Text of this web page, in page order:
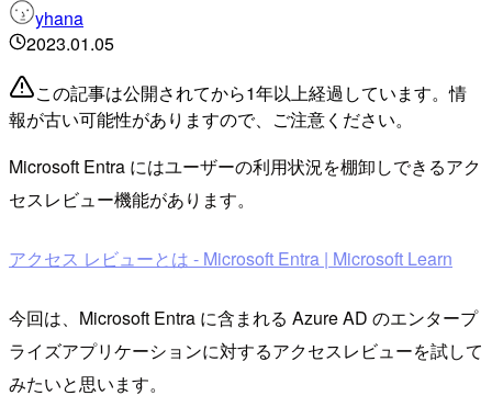
yhana
2023.01.05
この記事は公開されてから1年以上経過しています。情
報が古い可能性がありますので、ご注意ください。
Microsoft Entra にはユーザーの利用状況を棚卸しできるアク
セスレビュー機能があります。
アクセス レビューとは - Microsoft Entra | Microsoft Learn
今回は、Microsoft Entra に含まれる Azure AD のエンタープ
ライズアプリケーションに対するアクセスレビューを試して
みたいと思います。